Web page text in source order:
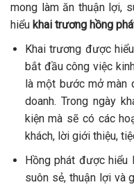
mong làm ăn thuận lợi,
hiểu khai trương hồng
Khai trương được
bắt đầu công việc
là một bước mở màn
doanh. Trong ngày
kiện mà sẽ có các
khách, lời giới thiệu,
Hồng phát được hiểu
suôn sẻ, thuận lợi và